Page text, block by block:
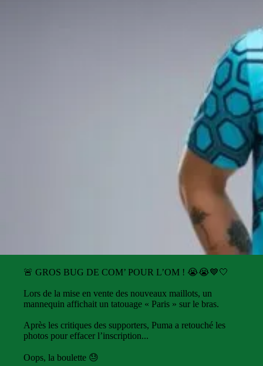
🚨 GROS BUG DE COM’ POUR L’OM ! 😭😭💙🤍
Lors de la mise en vente des nouveaux maillots, un
mannequin affichait un tatouage « Paris » sur le bras.
Après les critiques des supporters, Puma a retouché les
photos pour effacer l’inscription...
Oops, la boulette 😓